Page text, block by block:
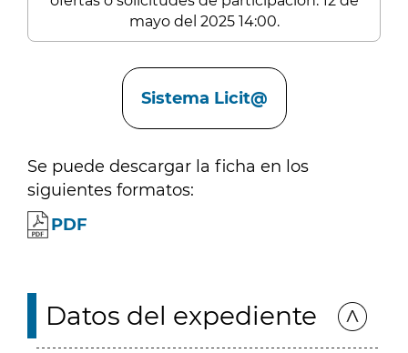
mayo del 2025 14:00.
Sistema Licit@
Se puede descargar la ficha en los
siguientes formatos:
PDF
Datos del expediente